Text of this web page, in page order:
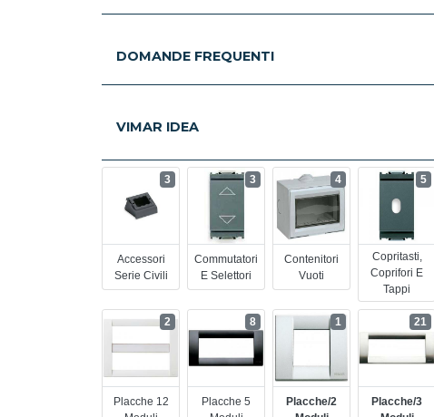
DOMANDE FREQUENTI
VIMAR IDEA
Accessori
Serie Civili
3
Commutatori
E Selettori
3
Contenitori
Vuoti
4
Copritasti,
Coprifori E
Tappi
5
Placche 12
2
Placche 5
8
Placche/2
1
Placche/3
21